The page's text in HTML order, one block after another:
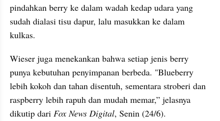
pindahkan berry ke dalam wadah kedap udara yang
sudah dialasi tisu dapur, lalu masukkan ke dalam
kulkas.
Wieser juga menekankan bahwa setiap jenis berry
punya kebutuhan penyimpanan berbeda. "Blueberry
lebih kokoh dan tahan disentuh, sementara stroberi dan
raspberry lebih rapuh dan mudah memar,” jelasnya
dikutip dari Fox News Digital, Senin (24/6).